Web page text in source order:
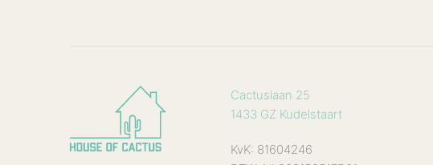
Cactuslaan 25
1433 GZ Kudelstaart
KvK: 81604246